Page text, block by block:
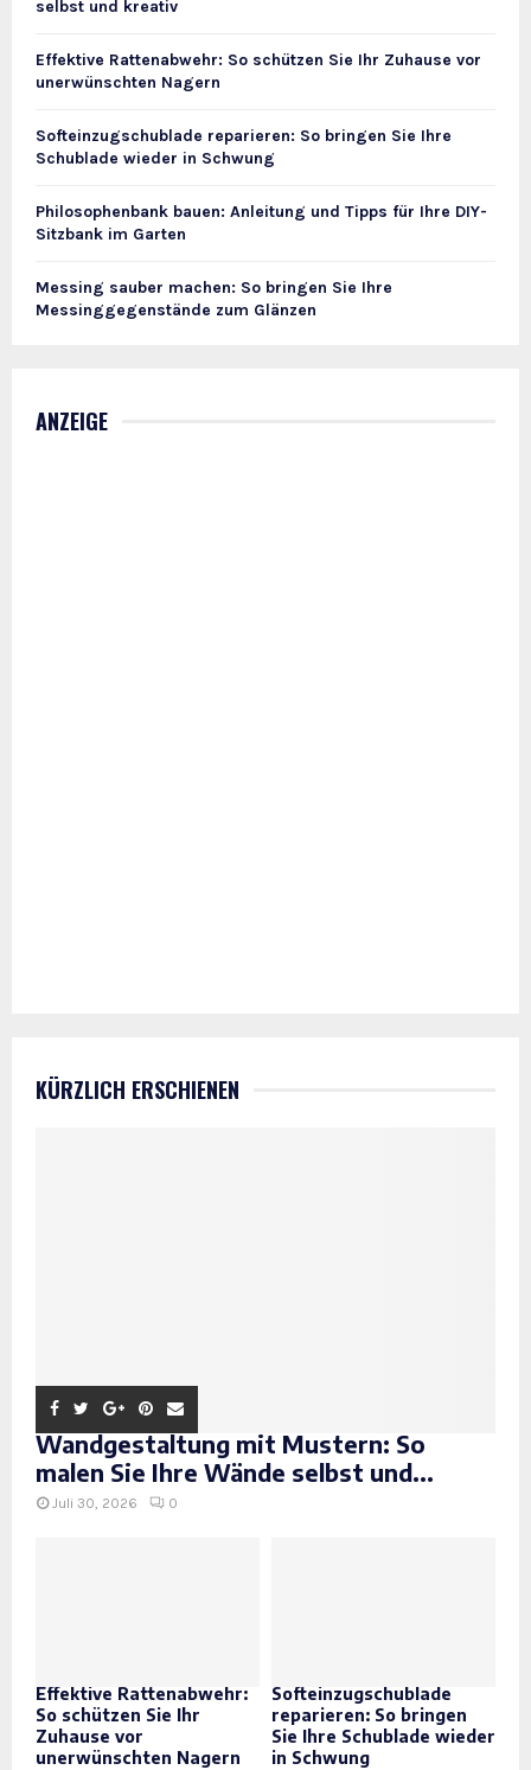
selbst und kreativ
Effektive Rattenabwehr: So schützen Sie Ihr Zuhause vor
unerwünschten Nagern
Softeinzugschublade reparieren: So bringen Sie Ihre
Schublade wieder in Schwung
Philosophenbank bauen: Anleitung und Tipps für Ihre DIY-
Sitzbank im Garten
Messing sauber machen: So bringen Sie Ihre
Messinggegenstände zum Glänzen
ANZEIGE
KÜRZLICH ERSCHIENEN
Wandgestaltung mit Mustern: So
malen Sie Ihre Wände selbst und...
Juli 30, 2026 0
Effektive Rattenabwehr:
So schützen Sie Ihr
Zuhause vor
unerwünschten Nagern
Softeinzugschublade
reparieren: So bringen
Sie Ihre Schublade wieder
in Schwung